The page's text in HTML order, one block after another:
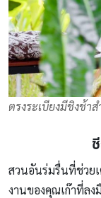
ตรงระเบียงมีชิงช้า
สวนอันร่มรื่นที่ช่วย
งานของคุณเก๊าที่ลง